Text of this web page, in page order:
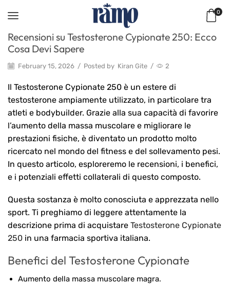
0
Recensioni su Testosterone Cypionate 250: Ecco
Cosa Devi Sapere
February 15, 2026 / Posted by Kiran Gite / 2
Il Testosterone Cypionate 250 è un estere di
testosterone ampiamente utilizzato, in particolare tra
atleti e bodybuilder. Grazie alla sua capacità di favorire
l’aumento della massa muscolare e migliorare le
prestazioni fisiche, è diventato un prodotto molto
ricercato nel mondo del fitness e del sollevamento pesi.
In questo articolo, esploreremo le recensioni, i benefici,
e i potenziali effetti collaterali di questo composto.
Questa sostanza è molto conosciuta e apprezzata nello
sport. Ti preghiamo di leggere attentamente la
descrizione prima di acquistare Testosterone Cypionate
250 in una farmacia sportiva italiana.
Benefici del Testosterone Cypionate
Aumento della massa muscolare magra.